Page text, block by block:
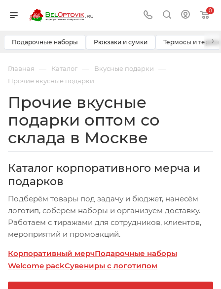
0
Подарочные наборы Рюкзаки и сумки Термосы и ›
Главная — Каталог — Вкусные подарки —
Прочие вкусные подарки
Прочие вкусные
подарки оптом со
склада в Москве
Каталог корпоративного мерча и
подарков
Подберём товары под задачу и бюджет, нанесём
логотип, соберём наборы и организуем доставку.
Работаем с тиражами для сотрудников, клиентов,
мероприятий и промоакций.
Корпоративный мерчПодарочные наборы
Welcome packСувениры с логотипом